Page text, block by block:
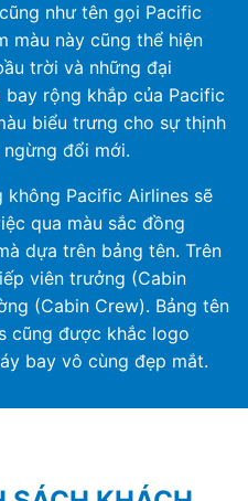
như tên gọi Pacific
màu này cũng thể hiện
trời và những đại
rộng khắp của Pacific
biểu trưng cho sự thịnh
đổi mới.
không Pacific Airlines sẽ
qua màu sắc đồng
dựa trên bảng tên. Trên
viên trưởng (Cabin
(Cabin Crew). Bảng tên
cũng được khắc logo
bay vô cùng đẹp mắt.